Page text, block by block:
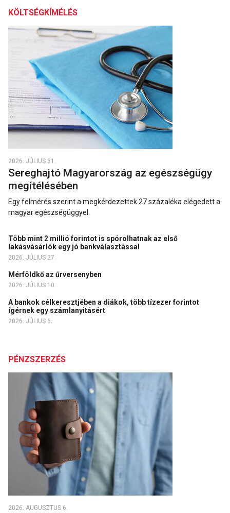
KÖLTSÉGKÍMÉLÉS
2026. JÚLIUS 31.
Sereghajtó Magyarország az egészségügy
megítélésében
Egy felmérés szerint a megkérdezettek 27 százaléka elégedett a
magyar egészségüggyel.
Több mint 2 millió forintot is spórolhatnak az első
lakásvásárlók egy jó bankválasztással
2026. JÚLIUS 27.
Mérföldkő az űrversenyben
2026. JÚLIUS 10.
A bankok célkeresztjében a diákok, több tízezer forintot
ígérnek egy számlanyitásért
2026. JÚLIUS 6.
PÉNZSZERZÉS
2026. AUGUSZTUS 6.